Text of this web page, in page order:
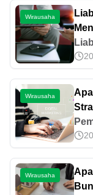
Wirausaha
jual
Wirausaha
Wirausaha